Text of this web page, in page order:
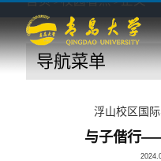
导航菜单
浮山校区国
与子偕行